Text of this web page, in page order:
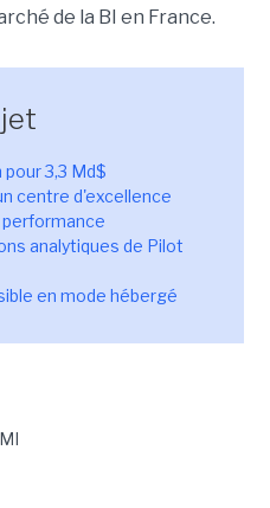
de la BI en France.
3,3 Md$
centre d'excellence
analytiques de Pilot
en mode hébergé